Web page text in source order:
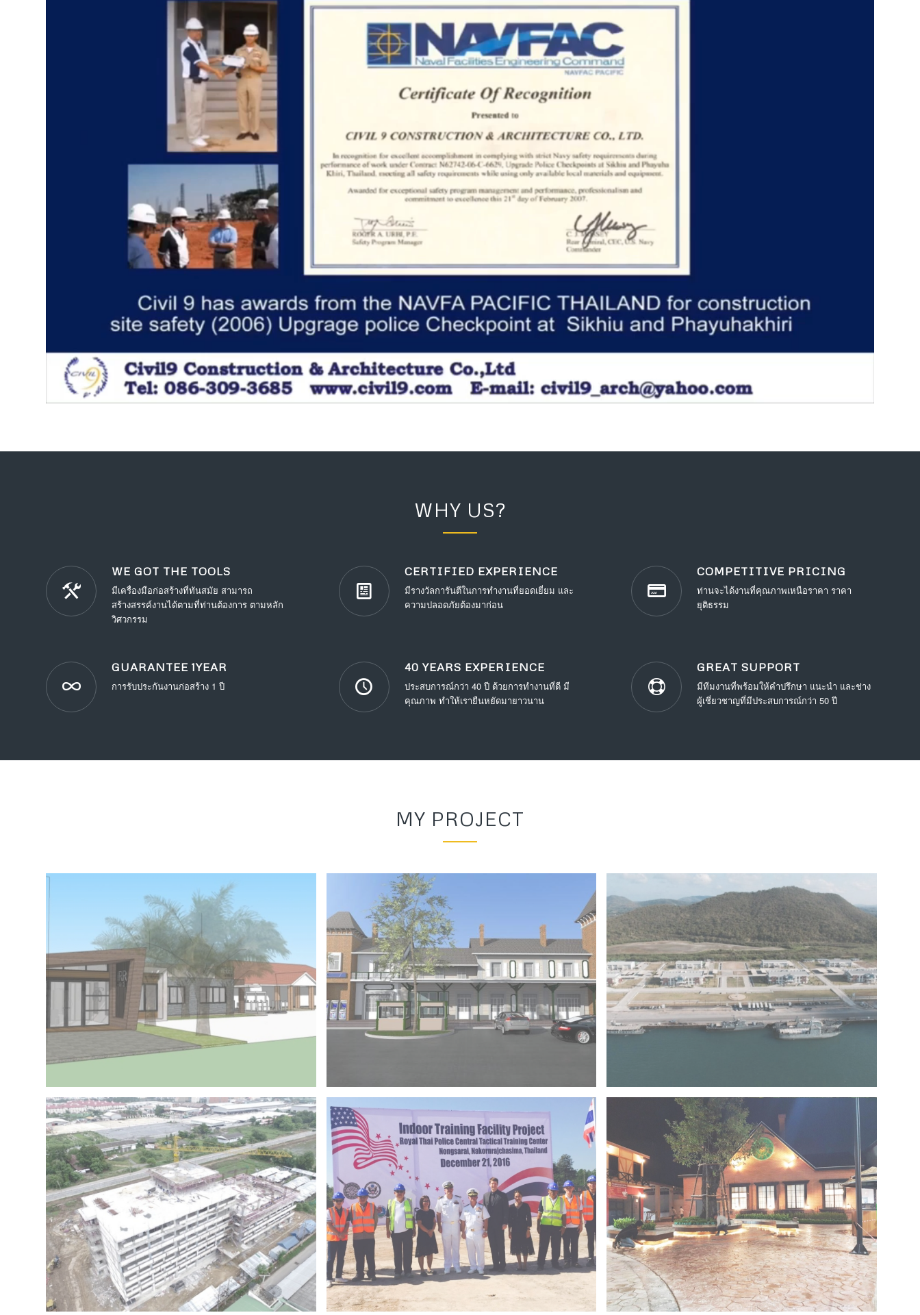
WHY US?
WE GOT THE TOOLS
มีเครื่องมือก่อสร้างที่ทันสมัย สามารถ
สร้างสรรค์งานได้ตามที่ท่านต้องการ ตามหลัก
วิศวกรรม
CERTIFIED EXPERIENCE
มีรางวัลการันตีในการทำงานที่ยอดเยี่ยม และ
ความปลอดภัยต้องมาก่อน
COMPETITIVE PRICING
ท่านจะได้งานที่คุณภาพเหนือราคา ราคา
ยุติธรรม
GUARANTEE 1YEAR
การรับประกันงานก่อสร้าง 1 ปี
40 YEARS EXPERIENCE
ประสบการณ์กว่า 40 ปี ด้วยการทำงานที่ดี มี
คุณภาพ ทำให้เรายืนหยัดมายาวนาน
GREAT SUPPORT
มีทีมงานที่พร้อมให้คำปรึกษา แนะนำ และช่าง
ผู้เชี่ยวชาญที่มีประสบการณ์กว่า 50 ปี
MY PROJECT
Project 15 – IRR OFFICE Project 14 – Bangchak khonkaen Project 13 – Multipurpose Facility